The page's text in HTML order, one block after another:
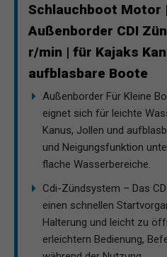
Schlauchboot Motor
Außenborder CDI
r/min | für Kajaks
aufblasbare Boote
Außenborder Für Kleine
eignet sich für leichte
Kanus, Jollen und
und Neigungsfunktion
flache Wasserbereiche.
Cdi-Zündsystem – Das
einen schnellen
Halterung und leicht zu
erleichtern Bedienung,